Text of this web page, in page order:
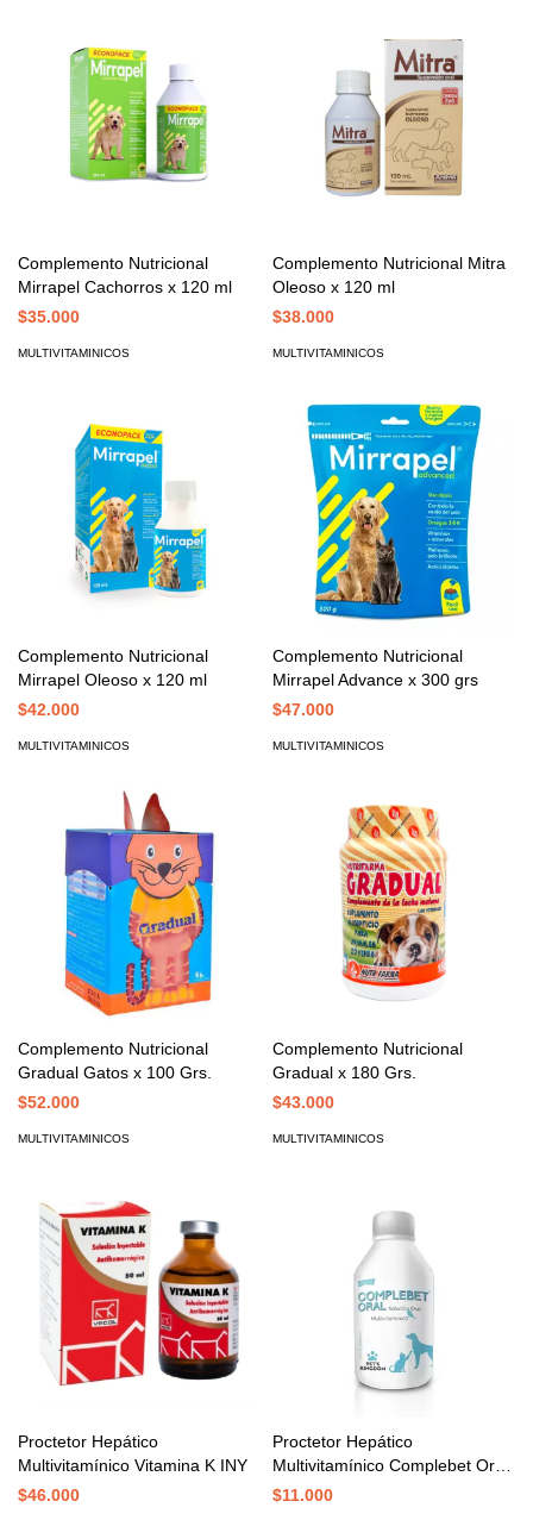
Complemento Nutricional
Mirrapel Cachorros x 120 ml
$35.000
MULTIVITAMINICOS
Complemento Nutricional Mitra
Oleoso x 120 ml
$38.000
MULTIVITAMINICOS
Complemento Nutricional
Mirrapel Oleoso x 120 ml
$42.000
MULTIVITAMINICOS
Complemento Nutricional
Mirrapel Advance x 300 grs
$47.000
MULTIVITAMINICOS
Complemento Nutricional
Gradual Gatos x 100 Grs.
$52.000
MULTIVITAMINICOS
Complemento Nutricional
Gradual x 180 Grs.
$43.000
MULTIVITAMINICOS
Proctetor Hepático
Multivitamínico Vitamina K INY
$46.000
Proctetor Hepático
Multivitamínico Complebet Oral
x 100
$11.000